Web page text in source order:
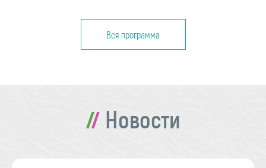
Вся программа
Новости